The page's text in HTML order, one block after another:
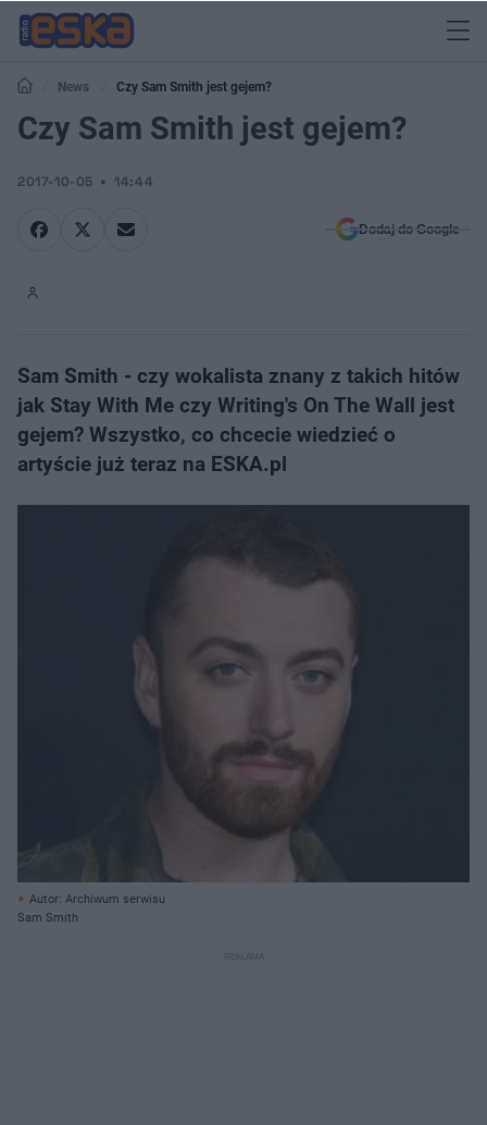
News Czy Sam Smith jest gejem?
Czy Sam Smith jest gejem?
2017-10-05 14:44
Dodaj do Google
Sam Smith - czy wokalista znany z takich hitów
jak Stay With Me czy Writing's On The Wall jest
gejem? Wszystko, co chcecie wiedzieć o
artyście już teraz na ESKA.pl
Autor: Archiwum serwisu
Sam Smith